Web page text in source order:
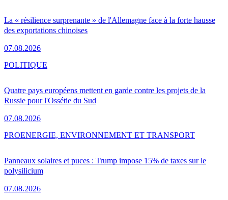
La « résilience surprenante » de l'Allemagne face à la forte hausse
des exportations chinoises
07.08.2026
Quatre pays européens mettent en garde contre les projets de la
Russie pour l'Ossétie du Sud
07.08.2026
POLITIQUE
Panneaux solaires et puces : Trump impose 15% de taxes sur le
polysilicium
07.08.2026
PROENERGIE, ENVIRONNEMENT ET TRANSPORT